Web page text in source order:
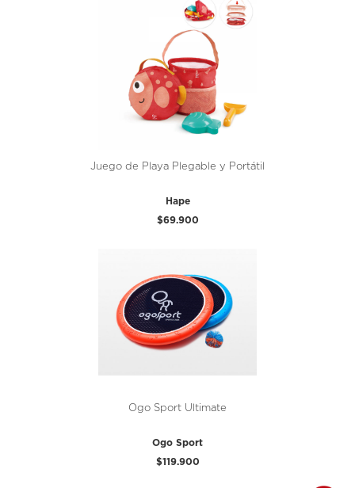
Juego de Playa Plegable y Portátil
Hape
$69.900
Ogo Sport Ultimate
Ogo Sport
$119.900